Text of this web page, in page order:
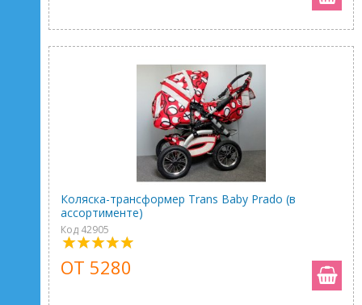
Коляска-трансформер Trans Baby Prado (в
ассортименте)
Код 42905
ОТ 5280